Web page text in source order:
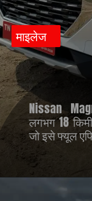
Nissan
लगभग 18
जो इसे फ्यूल
माइलेज